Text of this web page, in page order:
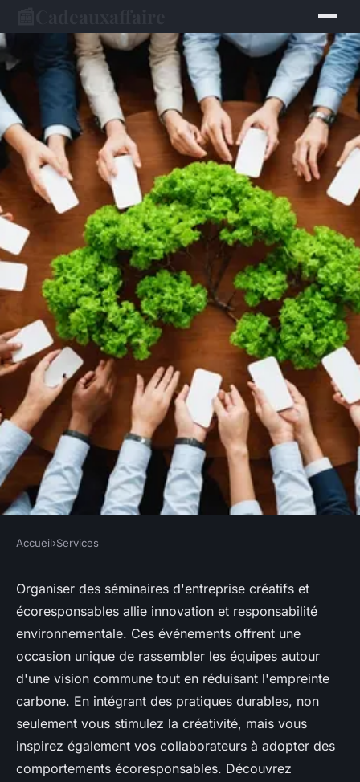
Réussir l'organisation de
séminaires d'entreprise
créatifs et écoresponsables
Victor•8 mars 2025•6 min de lecture
Accueil›Services
Organiser des séminaires d'entreprise créatifs et
écoresponsables allie innovation et responsabilité
environnementale. Ces événements offrent une
occasion unique de rassembler les équipes autour
d'une vision commune tout en réduisant l'empreinte
carbone. En intégrant des pratiques durables, non
seulement vous stimulez la créativité, mais vous
inspirez également vos collaborateurs à adopter des
comportements écoresponsables. Découvrez